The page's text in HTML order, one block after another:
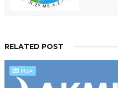
RELATED POST
NEA